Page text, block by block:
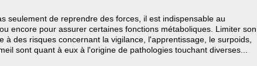
seulement de reprendre des forces, il est indispensable au
encore pour assurer certaines fonctions métaboliques. Limiter son
à des risques concernant la vigilance, l'apprentissage, le surpoids,
sont quant à eux à l'origine de pathologies touchant diverses...